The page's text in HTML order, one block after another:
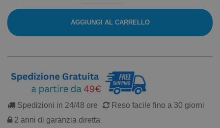
AGGIUNGI AL CARRELLO
Spedizioni in 24/48 ore
Reso facile fino a 30 giorni
2 anni di garanzia diretta